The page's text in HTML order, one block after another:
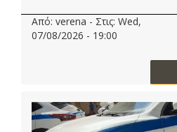
Από: verena - Στις: Wed,
07/08/2026 - 19:00